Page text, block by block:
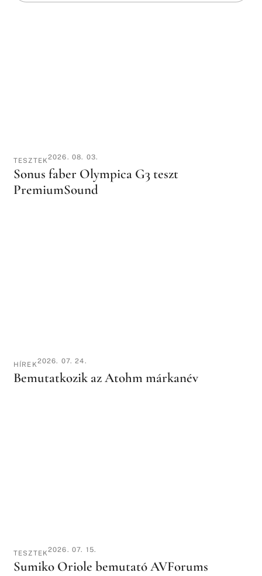
TESZTEK2026. 08. 03.
Sonus faber Olympica G3 teszt
PremiumSound
HÍREK2026. 07. 24.
Bemutatkozik az Atohm márkanév
TESZTEK2026. 07. 15.
Sumiko Oriole bemutató AVForums